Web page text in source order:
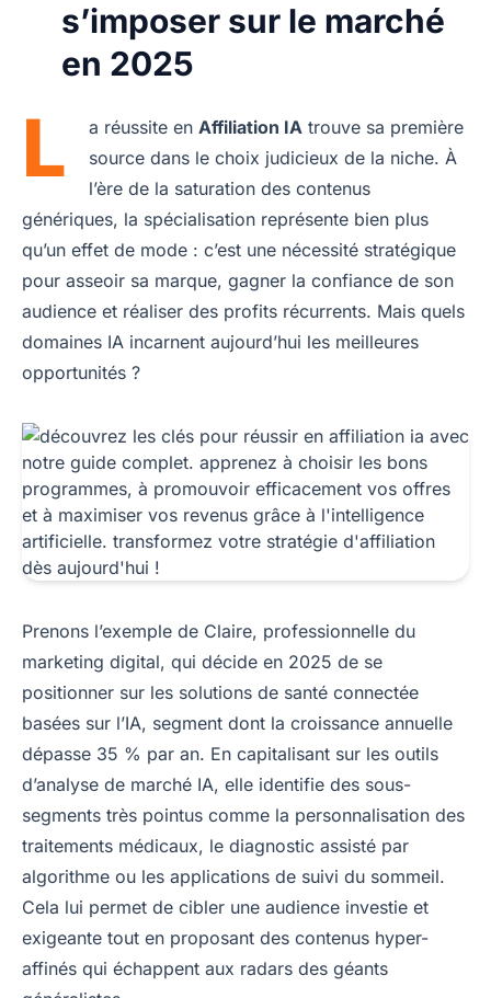
s’imposer sur le marché
en 2025
L a réussite en Affiliation IA trouve sa première
source dans le choix judicieux de la niche. À
l’ère de la saturation des contenus
génériques, la spécialisation représente bien plus
qu’un effet de mode : c’est une nécessité stratégique
pour asseoir sa marque, gagner la confiance de son
audience et réaliser des profits récurrents. Mais quels
domaines IA incarnent aujourd’hui les meilleures
opportunités ?
Prenons l’exemple de Claire, professionnelle du
marketing digital, qui décide en 2025 de se
positionner sur les solutions de santé connectée
basées sur l’IA, segment dont la croissance annuelle
dépasse 35 % par an. En capitalisant sur les outils
d’analyse de marché IA, elle identifie des sous-
segments très pointus comme la personnalisation des
traitements médicaux, le diagnostic assisté par
algorithme ou les applications de suivi du sommeil.
Cela lui permet de cibler une audience investie et
exigeante tout en proposant des contenus hyper-
affinés qui échappent aux radars des géants